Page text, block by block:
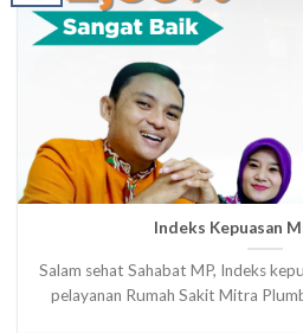
Indeks Kepuasan
Salam sehat Sahabat MP, Indeks
pelayanan Rumah Sakit Mitra